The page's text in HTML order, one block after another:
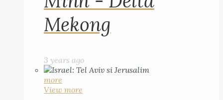
Mekong
3 years ago
more
View more